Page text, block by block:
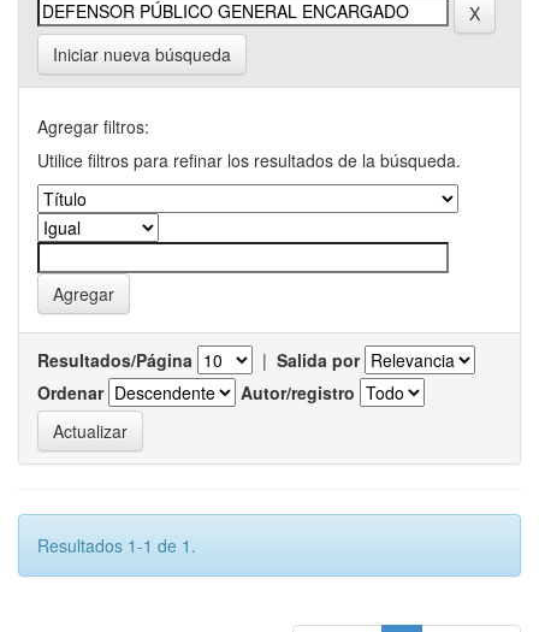
Iniciar nueva búsqueda
Agregar filtros:
Utilice filtros para refinar los resultados de la búsqueda.
Resultados/Página | Salida por
Ordenar
Autor/registro
Resultados 1-1 de 1.